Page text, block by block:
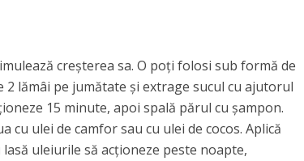
creşterea sa. O poţi folosi sub formă de
lămâi pe jumătate şi extrage sucul cu ajutorul
15 minute, apoi spală părul cu şampon.
ulei de camfor sau cu ulei de cocos. Aplică
uleiurile să acţioneze peste noapte,